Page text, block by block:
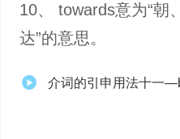
10、 towards意为“朝
达”的意思。
介词的引申用法十一